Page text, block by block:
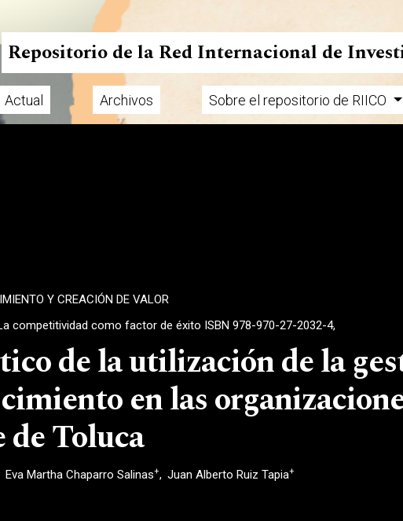
Repositorio de la Red Internacional de
Actual Archivos Sobre el repositorio de RIICO
Y CREACIÓN DE VALOR
competitividad como factor de éxito ISBN 978-970-27-2032-4,
de la utilización de la
en las
Toluca
Eva Martha Chaparro Salinas+ Juan Alberto Ruiz Tapia+